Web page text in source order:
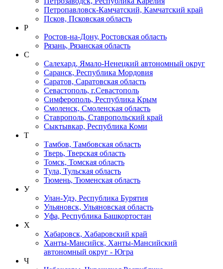
Петропавловск-Камчатский, Камчатский край
Псков, Псковская область
Р
Ростов-на-Дону, Ростовская область
Рязань, Рязанская область
С
Салехард, Ямало-Ненецкий автономный округ
Саранск, Республика Мордовия
Саратов, Саратовская область
Севастополь, г.Севастополь
Симферополь, Республика Крым
Смоленск, Смоленская область
Ставрополь, Ставропольский край
Сыктывкар, Республика Коми
Т
Тамбов, Тамбовская область
Тверь, Тверская область
Томск, Томская область
Тула, Тульская область
Тюмень, Тюменская область
У
Улан-Удэ, Республика Бурятия
Ульяновск, Ульяновская область
Уфа, Республика Башкортостан
Х
Хабаровск, Хабаровский край
Ханты-Мансийск, Ханты-Мансийский
автономный округ - Югра
Ч